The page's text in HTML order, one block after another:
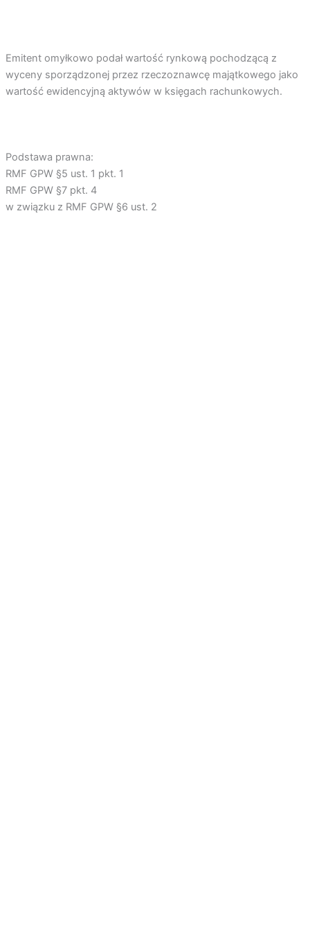
Emitent omyłkowo podał wartość rynkową pochodzącą z
wyceny sporządzonej przez rzeczoznawcę majątkowego jako
wartość ewidencyjną aktywów w księgach rachunkowych.
Podstawa prawna:
RMF GPW §5 ust. 1 pkt. 1
RMF GPW §7 pkt. 4
w związku z RMF GPW §6 ust. 2